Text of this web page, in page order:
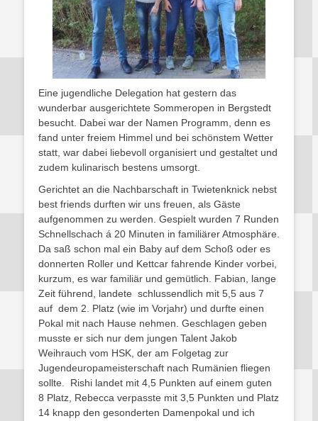
Eine jugendliche Delegation hat gestern das
wunderbar ausgerichtete Sommeropen in Bergstedt
besucht. Dabei war der Namen Programm, denn es
fand unter freiem Himmel und bei schönstem Wetter
statt, war dabei liebevoll organisiert und gestaltet und
zudem kulinarisch bestens umsorgt.
Gerichtet an die Nachbarschaft in Twietenknick nebst
best friends durften wir uns freuen, als Gäste
aufgenommen zu werden. Gespielt wurden 7 Runden
Schnellschach á 20 Minuten in familiärer Atmosphäre.
Da saß schon mal ein Baby auf dem Schoß oder es
donnerten Roller und Kettcar fahrende Kinder vorbei,
kurzum, es war familiär und gemütlich. Fabian, lange
Zeit führend, landete schlussendlich mit 5,5 aus 7
auf dem 2. Platz (wie im Vorjahr) und durfte einen
Pokal mit nach Hause nehmen. Geschlagen geben
musste er sich nur dem jungen Talent Jakob
Weihrauch vom HSK, der am Folgetag zur
Jugendeuropameisterschaft nach Rumänien fliegen
sollte. Rishi landet mit 4,5 Punkten auf einem guten
8 Platz, Rebecca verpasste mit 3,5 Punkten und Platz
14 knapp den gesonderten Damenpokal und ich